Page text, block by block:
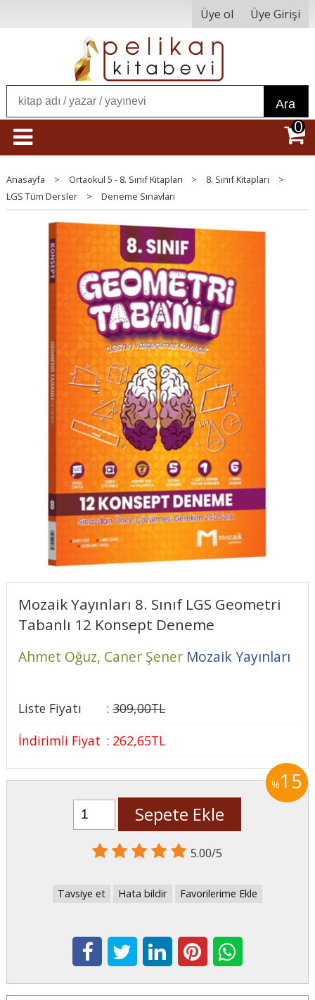
Üye ol Üye Girişi
Ara
0
Anasayfa > Ortaokul 5 - 8. Sınıf Kitapları > 8. Sınıf Kitapları
>
LGS Tüm Dersler
> Deneme Sınavları
Mozaik Yayınları 8. Sınıf LGS Geometri
Tabanlı 12 Konsept Deneme
Ahmet Oğuz, Caner Şener Mozaik Yayınları
Liste Fiyatı : 309,00TL
İndirimli Fiyat : 262,65TL
%15
Sepete Ekle
5.00/5
Tavsiye et Hata bildir Favorilerime Ekle